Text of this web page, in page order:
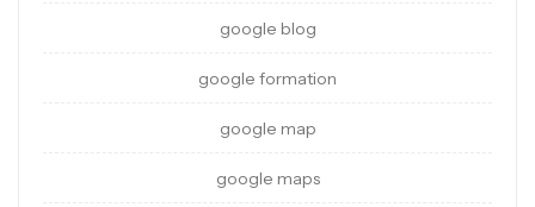
google blog
google formation
google map
google maps